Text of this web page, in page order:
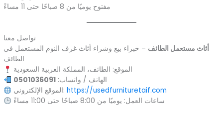
مفتوح يوميًا من 8 صباحًا حتى 11 مساءً
تواصل معنا
أثاث مستعمل الطائف – خبراء بيع وشراء أثاث غرف النوم المستعمل في
الطائف
الموقع: الطائف، المملكة العربية السعودية
الهاتف / واتساب:0501036091
الموقع الإلكتروني: https://usedfurnituretaif.com
ساعات العمل: يوميًا من 8:00 صباحًا حتى 11:00 مساءً